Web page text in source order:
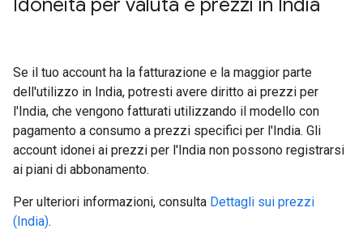
Idoneità per valuta e prezzi in India
Se il tuo account ha la fatturazione e la maggior parte
dell'utilizzo in India, potresti avere diritto ai prezzi per
l'India, che vengono fatturati utilizzando il modello con
pagamento a consumo a prezzi specifici per l'India. Gli
account idonei ai prezzi per l'India non possono registrarsi
ai piani di abbonamento.
Per ulteriori informazioni, consulta Dettagli sui prezzi
(India).